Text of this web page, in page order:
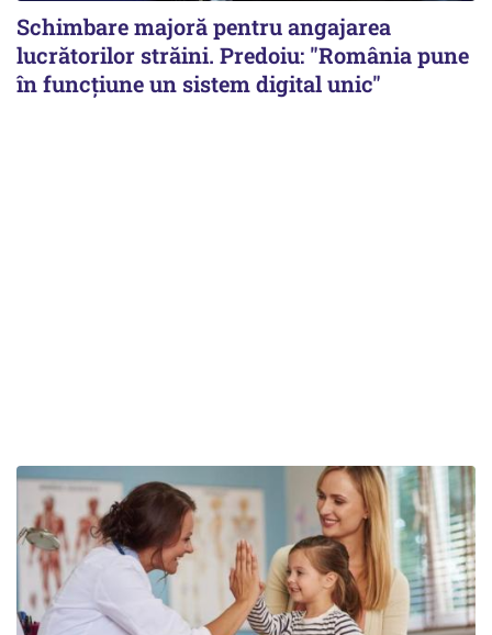
Schimbare majoră pentru angajarea
lucrătorilor străini. Predoiu: "România pune
în funcțiune un sistem digital unic"